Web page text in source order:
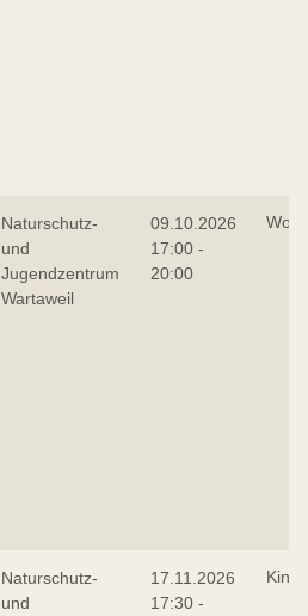
Naturschutz-
und
Jugendzentrum
Wartaweil
09.10.2026
17:00 -
20:00
Naturschutz-
und
17.11.2026
17:30 -